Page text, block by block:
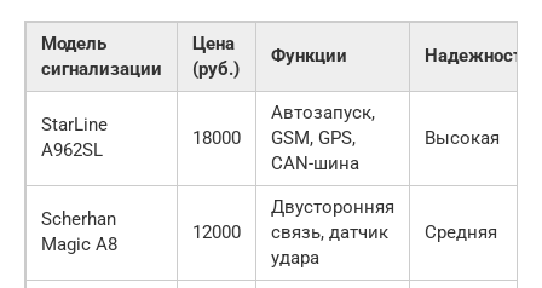
Модель
сигнализации
Цена
(руб.)
Функции Надежность
StarLine
A962SL
18000
Автозапуск,
GSM, GPS,
CAN-шина
Высокая
Scherhan
Magic A8
12000
Двусторонняя
связь, датчик
удара
Средняя